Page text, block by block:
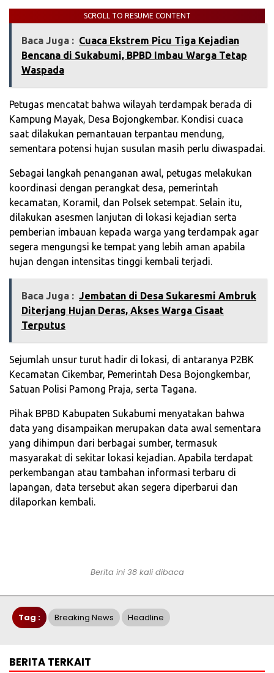
SCROLL TO RESUME CONTENT
Baca Juga : Cuaca Ekstrem Picu Tiga Kejadian
Bencana di Sukabumi, BPBD Imbau Warga Tetap
Waspada
Petugas mencatat bahwa wilayah terdampak berada di
Kampung Mayak, Desa Bojongkembar. Kondisi cuaca
saat dilakukan pemantauan terpantau mendung,
sementara potensi hujan susulan masih perlu diwaspadai.
Sebagai langkah penanganan awal, petugas melakukan
koordinasi dengan perangkat desa, pemerintah
kecamatan, Koramil, dan Polsek setempat. Selain itu,
dilakukan asesmen lanjutan di lokasi kejadian serta
pemberian imbauan kepada warga yang terdampak agar
segera mengungsi ke tempat yang lebih aman apabila
hujan dengan intensitas tinggi kembali terjadi.
Baca Juga : ‎Jembatan di Desa Sukaresmi Ambruk
Diterjang Hujan Deras, Akses Warga Cisaat
Terputus
Sejumlah unsur turut hadir di lokasi, di antaranya P2BK
Kecamatan Cikembar, Pemerintah Desa Bojongkembar,
Satuan Polisi Pamong Praja, serta Tagana.
Pihak BPBD Kabupaten Sukabumi menyatakan bahwa
data yang disampaikan merupakan data awal sementara
yang dihimpun dari berbagai sumber, termasuk
masyarakat di sekitar lokasi kejadian. Apabila terdapat
perkembangan atau tambahan informasi terbaru di
lapangan, data tersebut akan segera diperbarui dan
dilaporkan kembali.
Berita ini 38 kali dibaca
Tag : Breaking News Headline
BERITA TERKAIT